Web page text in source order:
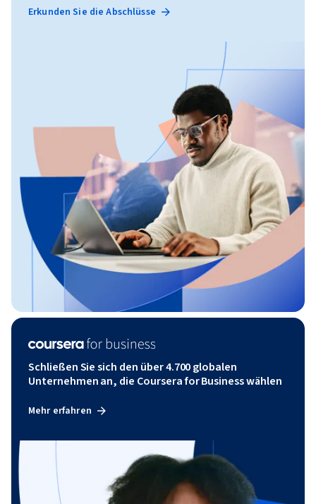
Erkunden Sie die Abschlüsse
Schließen Sie sich den über 4.700 globalen
Unternehmen an, die Coursera for Business wählen
Mehr erfahren